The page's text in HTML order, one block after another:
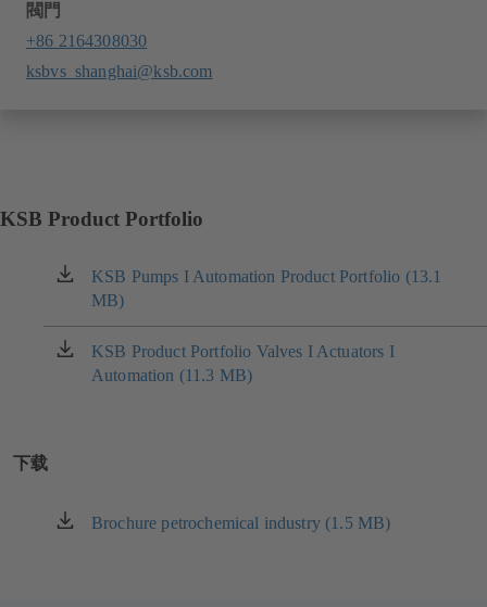
閥門
+86 2164308030
ksbvs_shanghai@ksb.com
KSB Product Portfolio
KSB Pumps I Automation Product Portfolio (13.1
MB)
（在
新
标
签
页
KSB Product Portfolio Valves I Actuators I
Automation (11.3 MB)
（在
新
开）
下载
Brochure petrochemical industry (1.5 MB)
（在